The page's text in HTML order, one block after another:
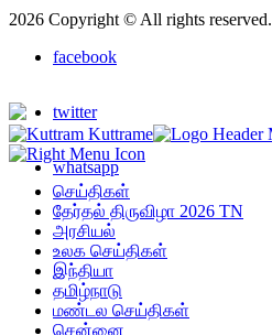
2026 Copyright © All rights reserved.
facebook
twitter
whatsapp
செய்திகள்
தேர்தல் திருவிழா 2026 TN
அரசியல்
உலக செய்திகள்
இந்தியா
தமிழ்நாடு
மண்டல செய்திகள்
சென்னை